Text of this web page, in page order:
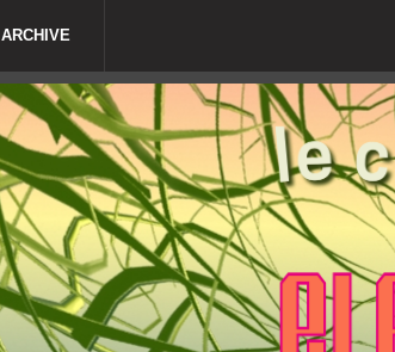
ARCHIVE